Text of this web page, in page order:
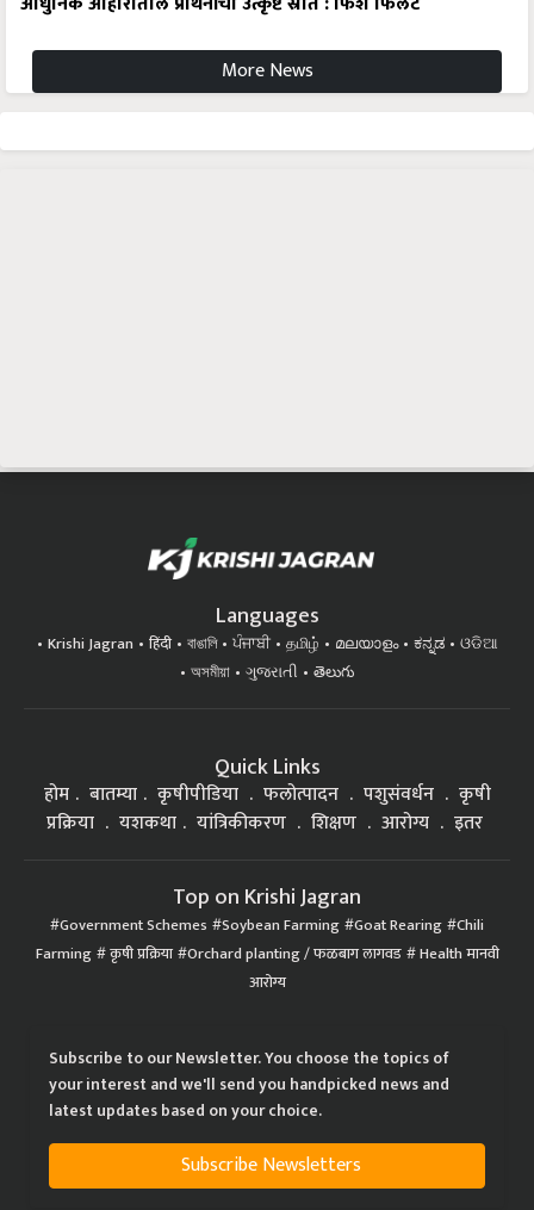
More News
Languages
Krishi Jagran हिंदी বাঙালি ਪੰਜਾਬੀ தமிழ் മലയാളം ಕನ್ನಡ
ଓଡିଆ
অসমীয়া
ગુજરાતી తెలుగు
Quick Links
होम बातम्या कृषीपीडिया फलोत्पादन पशुसंवर्धन
कृषी
प्रक्रिया
यशकथा यांत्रिकीकरण शिक्षण आरोग्य इतर
Top on Krishi Jagran
Government Schemes Soybean Farming Goat Rearing Chili
Farming कृषी प्रक्रिया Orchard planting / फळबाग लागवड Health मानवी
आरोग्य
Subscribe to our Newsletter. You choose the topics of
your interest and we'll send you handpicked news and
latest updates based on your choice.
Subscribe Newsletters